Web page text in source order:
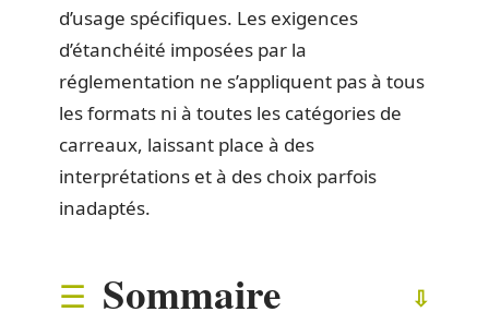
d’usage spécifiques. Les exigences
d’étanchéité imposées par la
réglementation ne s’appliquent pas à tous
les formats ni à toutes les catégories de
carreaux, laissant place à des
interprétations et à des choix parfois
inadaptés.
Sommaire